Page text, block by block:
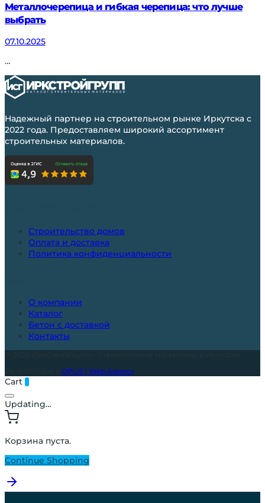
Металлочерепица и гибкая черепица: что лучше
выбрать
07.10.2025
…
Надежный партнер на строительном рынке Иркутска с
2022 года. Предоставляем широкий ассортимент
строительных материалов.
Строительство домов
Оплата и доставка
Политика конфиденциальности
О компании
Каталог
Бетон с доставкой
Контакты
OPUS | Web Agency
Cart
Updating…
Корзина пуста.
Continue Shopping